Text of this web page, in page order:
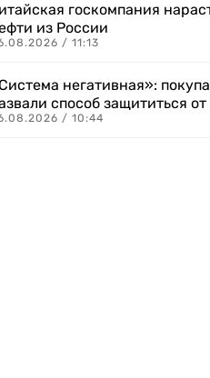
госкомпания
из России
/ 11:13
негативная»:
способ защититься
/ 10:44